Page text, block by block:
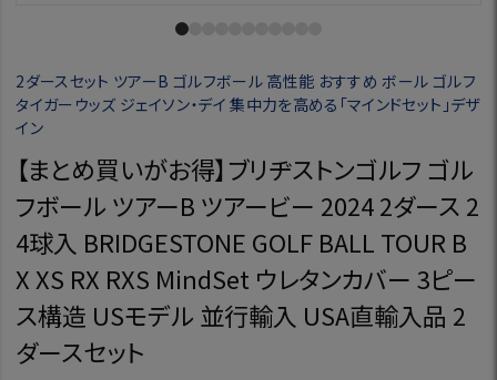
2ダースセット ツアーB ゴルフボール 高性能 おすすめ ボール ゴルフ
タイガーウッズ ジェイソン・デイ 集中力を高める「マインドセット」デザ
イン
【まとめ買いがお得】ブリヂストンゴルフ ゴル
フボール ツアーB ツアービー 2024 2ダース 2
4球入 BRIDGESTONE GOLF BALL TOUR B
X XS RX RXS MindSet ウレタンカバー 3ピー
ス構造 USモデル 並行輸入 USA直輸入品 2
ダースセット